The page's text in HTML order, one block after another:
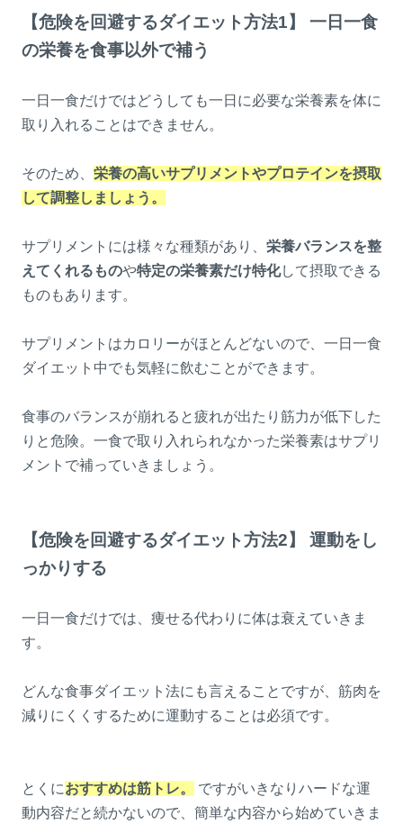
【危険を回避するダイエット方法1】 一日一食
の栄養を食事以外で補う
一日一食だけではどうしても一日に必要な栄養素を体に
取り入れることはできません。
そのため、 栄養の高いサプリメントやプロテインを摂取
して調整しましょう。
サプリメントには様々な種類があり、 栄養バランスを整
えてくれるものや特定の栄養素だけ特化して摂取できる
ものもあります。
サプリメントはカロリーがほとんどないので、一日一食
ダイエット中でも気軽に飲むことができます。
食事のバランスが崩れると疲れが出たり筋力が低下した
りと危険。一食で取り入れられなかった栄養素はサプリ
メントで補っていきましょう。
【危険を回避するダイエット方法2】 運動をし
っかりする
一日一食だけでは、痩せる代わりに体は衰えていきま
す。
どんな食事ダイエット法にも言えることですが、筋肉を
減りにくくするために運動することは必須です。
とくにおすすめは筋トレ。
ですがいきなりハードな運
動内容だと続かないので、簡単な内容から始めていきま